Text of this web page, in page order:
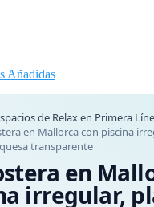
Añadidas
de Relax en Primera
en Mallorca con piscina
transparente
en
irregular,